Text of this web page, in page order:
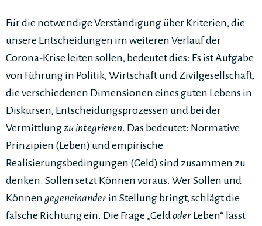
Für die notwendige Verständigung über Kriterien, die
unsere Entscheidungen im weiteren Verlauf der
Corona-Krise leiten sollen, bedeutet dies: Es ist Aufgabe
von Führung in Politik, Wirtschaft und Zivilgesellschaft,
die verschiedenen Dimensionen eines guten Lebens in
Diskursen, Entscheidungsprozessen und bei der
Vermittlungzu integrieren. Das bedeutet: Normative
Prinzipien (Leben) und empirische
Realisierungsbedingungen (Geld) sind zusammen zu
denken. Sollen setzt Können voraus. Wer Sollen und
Können gegeneinander in Stellung bringt, schlägt die
falsche Richtung ein. Die Frage „Geldoder Leben“ lässt